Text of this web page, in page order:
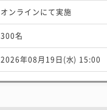
オンラインにて実施
300名
2026年08月19日(水) 15:00